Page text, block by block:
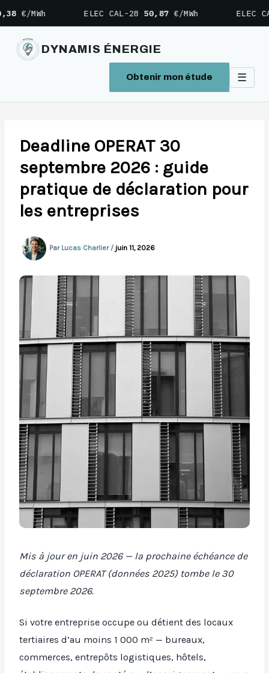
ELEC CAL-28 50,87€/MWh ELEC CAL-29
DYNAMIS ÉNERGIE
Obtenir mon étude ☰
contenuDeadline OPERAT 30
septembre 2026 : guide
pratique de déclaration pour
les entreprises
Par Lucas Charlier / juin 11, 2026
Mis à jour en juin 2026 — la prochaine échéance de
déclaration OPERAT (données 2025) tombe le 30
septembre 2026.
Si votre entreprise occupe ou détient des locaux
tertiaires d’au moins 1 000 m² — bureaux,
commerces, entrepôts logistiques, hôtels,